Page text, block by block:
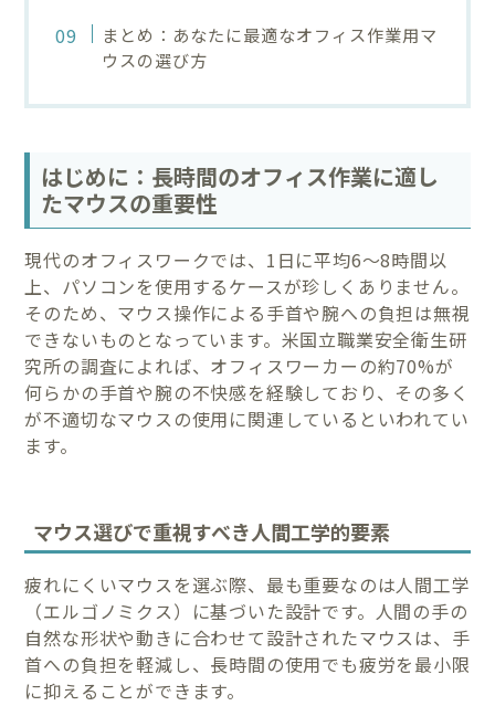
まとめ：あなたに最適なオフィス作業用マ
ウスの選び方
はじめに：長時間のオフィス作業に適し
たマウスの重要性
現代のオフィスワークでは、1日に平均6〜8時間以
上、パソコンを使用するケースが珍しくありません。
そのため、マウス操作による手首や腕への負担は無視
できないものとなっています。米国立職業安全衛生研
究所の調査によれば、オフィスワーカーの約70%が
何らかの手首や腕の不快感を経験しており、その多く
が不適切なマウスの使用に関連しているといわれてい
ます。
マウス選びで重視すべき人間工学的要素
疲れにくいマウスを選ぶ際、最も重要なのは人間工学
（エルゴノミクス）に基づいた設計です。人間の手の
自然な形状や動きに合わせて設計されたマウスは、手
首への負担を軽減し、長時間の使用でも疲労を最小限
に抑えることができます。